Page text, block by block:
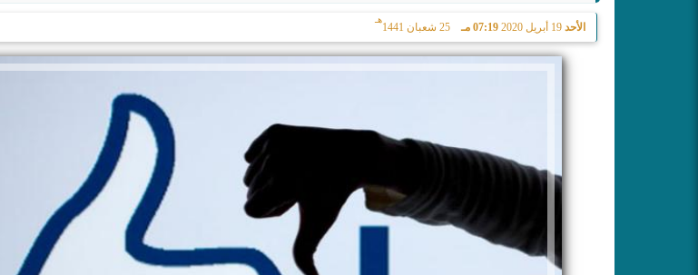
الأحد 19 أبريل 2020 07:19 مـ 25 شعبان 1441
هـ